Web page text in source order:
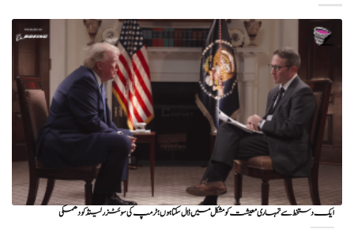
ایک دستخط سے تمہاری معیشت کو مشکل میں ڈال سکتا ہوں؛ ٹرمپ کی سوئٹزرلینڈ کو دھمکی